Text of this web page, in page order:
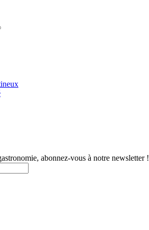
abonnez-vous à notre newsletter !